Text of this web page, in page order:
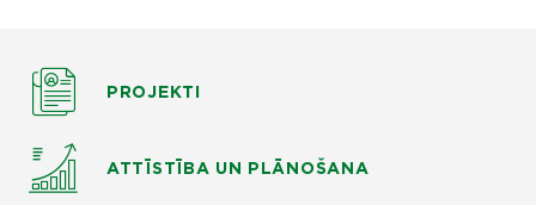
PROJEKTI
ATTĪSTĪBA UN PLĀNOŠANA